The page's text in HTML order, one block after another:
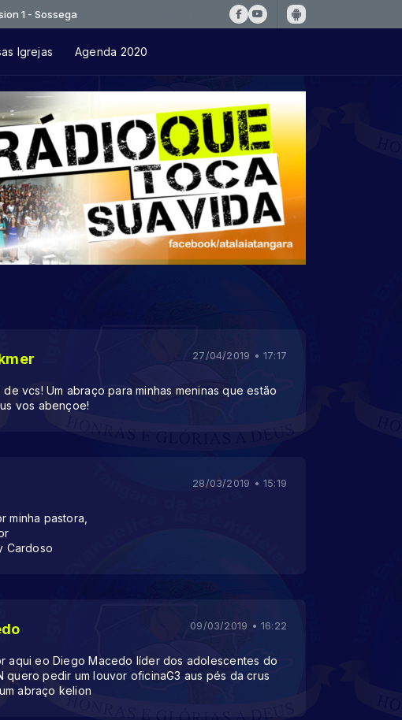
Igrejas Agenda 2020
27/04/2019 • 17:17
de vcs! Um abraço para minhas meninas que estão
vos abençoe!
28/03/2019 • 15:19
minha pastora,
Cardoso
09/03/2019 • 16:22
aqui eo Diego Macedo líder dos adolescentes do
quero pedir um louvor oficinaG3 aus pés da crus
abraço kelion